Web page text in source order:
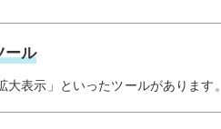
ール
大表示」といったツールがあります。